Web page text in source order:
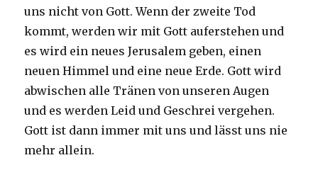
uns nicht von Gott. Wenn der zweite Tod
kommt, werden wir mit Gott auferstehen und
es wird ein neues Jerusalem geben, einen
neuen Himmel und eine neue Erde. Gott wird
abwischen alle Tränen von unseren Augen
und es werden Leid und Geschrei vergehen.
Gott ist dann immer mit uns und lässt uns nie
mehr allein.